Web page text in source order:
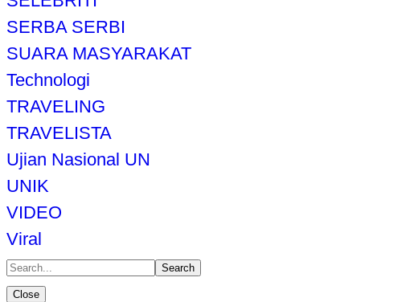
SERBA SERBI
SUARA MASYARAKAT
Technologi
TRAVELING
TRAVELISTA
Ujian Nasional UN
UNIK
VIDEO
Viral
Search
Close